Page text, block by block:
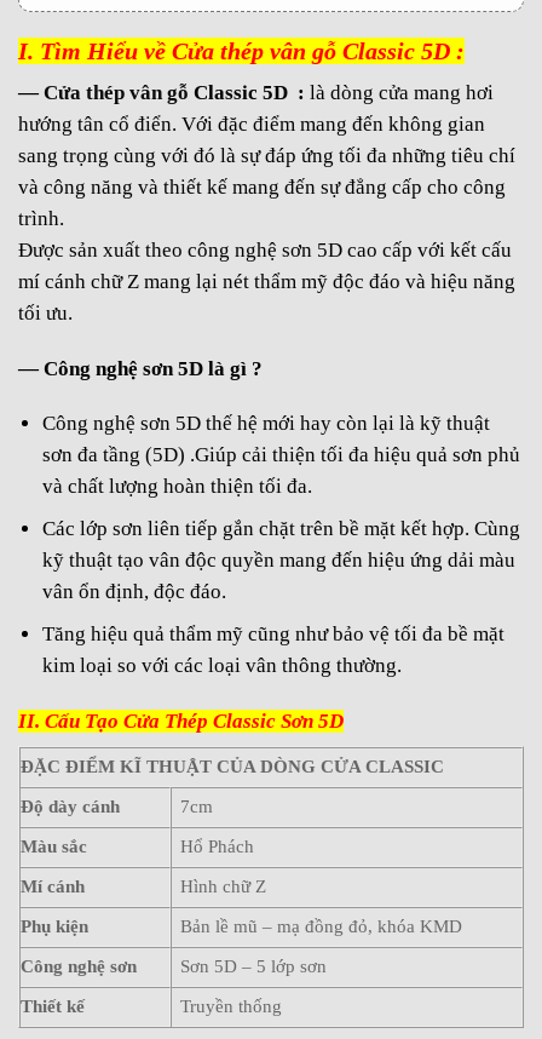
4.2. Cửa Ban Công Thép Classic
4.3. Cửa Chính , Đại Sảnh Thép Classic – Tân
Cổ Điển
5. MỘT SỐ MẪU CỬA THÉP VÂN GỖ CLASSIC
5D:
6. THÔNG TIN KHÁCH HÀNG LIÊN HỆ :
7. HỆ THỐNG SHOWROOM TRƯNG BÀY :
I. Tìm Hiểu về Cửa thép vân gỗ Classic 5D :
—Cửa thép vân gỗ Classic 5D : là dòng cửa mang hơi
hướng tân cổ điển. Với đặc điểm mang đến không gian
sang trọng cùng với đó là sự đáp ứng tối đa những tiêu chí
và công năng và thiết kế mang đến sự đẳng cấp cho công
trình.
Được sản xuất theo công nghệ sơn 5D cao cấp với kết cấu
mí cánh chữ Z mang lại nét thẩm mỹ độc đáo và hiệu năng
tối ưu.
— Công nghệ sơn 5D là gì ?
Công nghệ sơn 5D thế hệ mới hay còn lại là kỹ thuật
sơn đa tầng (5D) .Giúp cải thiện tối đa hiệu quả sơn phủ
và chất lượng hoàn thiện tối đa.
Các lớp sơn liên tiếp gắn chặt trên bề mặt kết hợp. Cùng
kỹ thuật tạo vân độc quyền mang đến hiệu ứng dải màu
vân ổn định, độc đáo.
Tăng hiệu quả thẩm mỹ cũng như bảo vệ tối đa bề mặt
kim loại so với các loại vân thông thường.
II. Cấu Tạo Cửa Thép Classic Sơn 5D
ĐẶC ĐIỂM KĨ THUẬT CỦA DÒNG CỬA CLASSIC
Độ dày cánh 7cm
Màu sắc Hổ Phách
Mí cánh Hình chữ Z
Phụ kiện Bản lề mũ – mạ đồng đỏ, khóa KMD
Công nghệ sơn Sơn 5D – 5 lớp sơn
Thiết kế Truyền thống